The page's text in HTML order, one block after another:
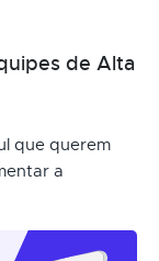
de Alta
que querem
a